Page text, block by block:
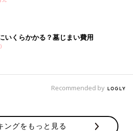
いくらかかる？墓じまい費用
Recommended by
ングをもっと見る